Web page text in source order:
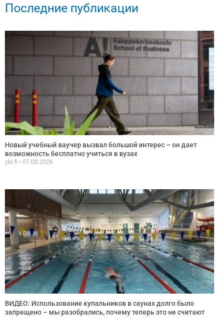
Последние публикации
Новый учебный ваучер вызвал большой интерес – он дает
возможность бесплатно учиться в вузах
yle.fi 07.08.2026
ВИДЕО: Использование купальников в саунах долго было
запрещено – мы разобрались, почему теперь это не считают